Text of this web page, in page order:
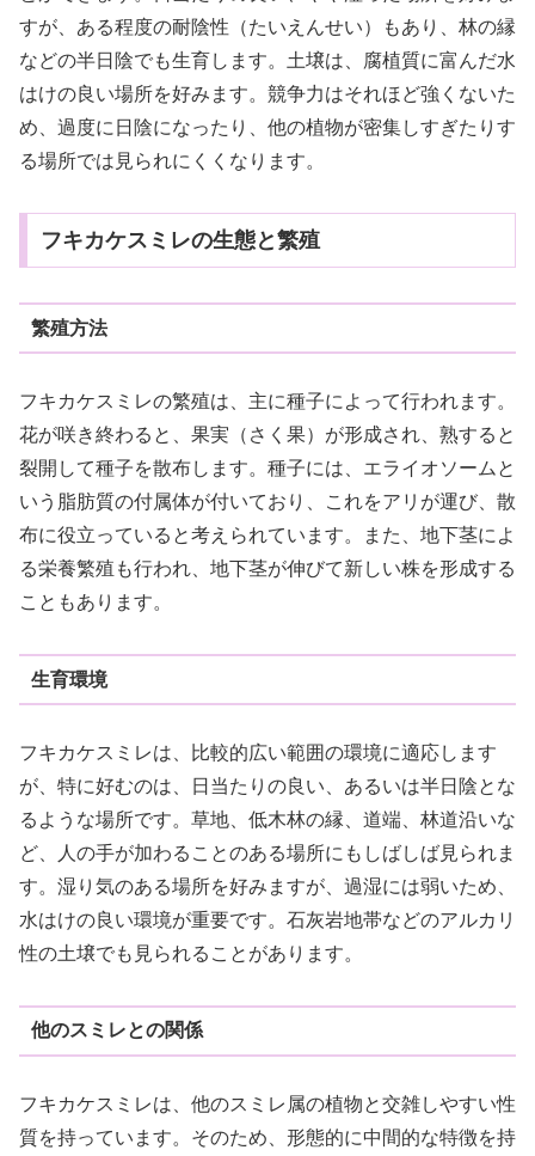
すが、ある程度の耐陰性（たいえんせい）もあり、林の縁
などの半日陰でも生育します。土壌は、腐植質に富んだ水
はけの良い場所を好みます。競争力はそれほど強くないた
め、過度に日陰になったり、他の植物が密集しすぎたりす
る場所では見られにくくなります。
フキカケスミレの生態と繁殖
繁殖方法
フキカケスミレの繁殖は、主に種子によって行われます。
花が咲き終わると、果実（さく果）が形成され、熟すると
裂開して種子を散布します。種子には、エライオソームと
いう脂肪質の付属体が付いており、これをアリが運び、散
布に役立っていると考えられています。また、地下茎によ
る栄養繁殖も行われ、地下茎が伸びて新しい株を形成する
こともあります。
生育環境
フキカケスミレは、比較的広い範囲の環境に適応します
が、特に好むのは、日当たりの良い、あるいは半日陰とな
るような場所です。草地、低木林の縁、道端、林道沿いな
ど、人の手が加わることのある場所にもしばしば見られま
す。湿り気のある場所を好みますが、過湿には弱いため、
水はけの良い環境が重要です。石灰岩地帯などのアルカリ
性の土壌でも見られることがあります。
他のスミレとの関係
フキカケスミレは、他のスミレ属の植物と交雑しやすい性
質を持っています。そのため、形態的に中間的な特徴を持